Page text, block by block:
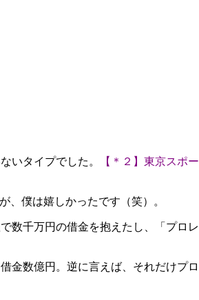
いタイプでした。
【＊２】東京スポー
僕は嬉しかったです（笑）。
数千万円の借金を抱えたし、「プロレ
金数億円。逆に言えば、それだけプロ